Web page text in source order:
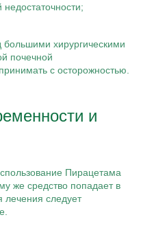
хирургическими
почечной
с осторожностью.
и
Пирацетама
же средство попадает в
следует